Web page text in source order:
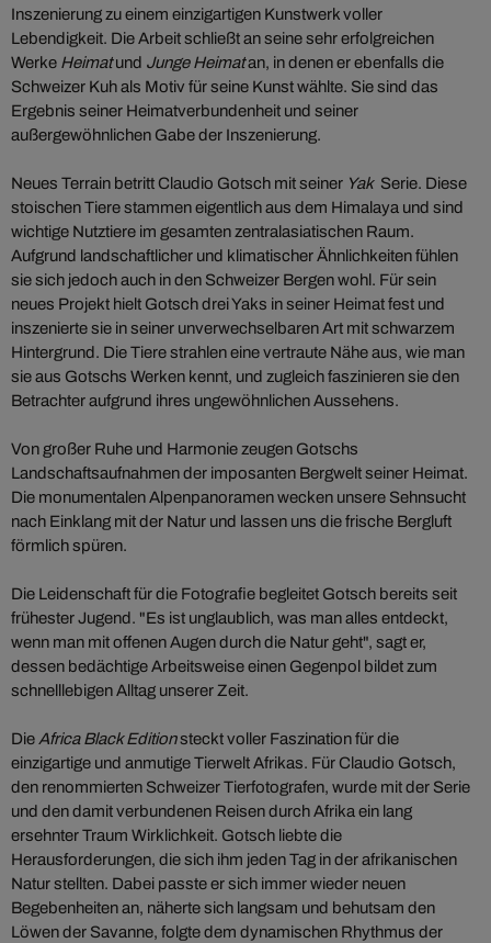
Inszenierung zu einem einzigartigen Kunstwerk voller
Lebendigkeit. Die Arbeit schließt an seine sehr erfolgreichen
Werke Heimatund Junge Heimatan, in denen er ebenfalls die
Schweizer Kuh als Motiv für seine Kunst wählte. Sie sind das
Ergebnis seiner Heimatverbundenheit und seiner
außergewöhnlichen Gabe der Inszenierung.
Neues Terrain betritt Claudio Gotsch mit seiner Yak Serie. Diese
stoischen Tiere stammen eigentlich aus dem Himalaya und sind
wichtige Nutztiere im gesamten zentralasiatischen Raum.
Aufgrund landschaftlicher und klimatischer Ähnlichkeiten fühlen
sie sich jedoch auch in den Schweizer Bergen wohl. Für sein
neues Projekt hielt Gotsch drei Yaks in seiner Heimat fest und
inszenierte sie in seiner unverwechselbaren Art mit schwarzem
Hintergrund. Die Tiere strahlen eine vertraute Nähe aus, wie man
sie aus Gotschs Werken kennt, und zugleich faszinieren sie den
Betrachter aufgrund ihres ungewöhnlichen Aussehens.
Von großer Ruhe und Harmonie zeugen Gotschs
Landschaftsaufnahmen der imposanten Bergwelt seiner Heimat.
Die monumentalen Alpenpanoramen wecken unsere Sehnsucht
nach Einklang mit der Natur und lassen uns die frische Bergluft
förmlich spüren.
Die Leidenschaft für die Fotografie begleitet Gotsch bereits seit
frühester Jugend. "Es ist unglaublich, was man alles entdeckt,
wenn man mit offenen Augen durch die Natur geht", sagt er,
dessen bedächtige Arbeitsweise einen Gegenpol bildet zum
schnelllebigen Alltag unserer Zeit.
DieAfrica Black Editionsteckt voller Faszination für die
einzigartige und anmutige Tierwelt Afrikas. Für Claudio Gotsch,
den renommierten Schweizer Tierfotografen, wurde mit der Serie
und den damit verbundenen Reisen durch Afrika ein lang
ersehnter Traum Wirklichkeit. Gotsch liebte die
Herausforderungen, die sich ihm jeden Tag in der afrikanischen
Natur stellten. Dabei passte er sich immer wieder neuen
Begebenheiten an, näherte sich langsam und behutsam den
Löwen der Savanne, folgte dem dynamischen Rhythmus der